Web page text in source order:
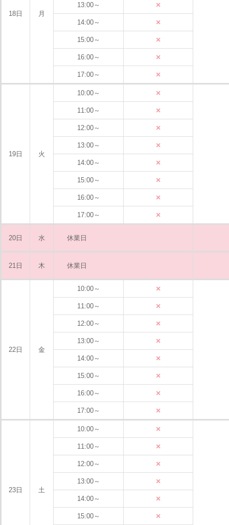
18日 月
13:00～ ×
14:00～ ×
15:00～ ×
16:00～ ×
17:00～ ×
19日 火
10:00～ ×
11:00～ ×
12:00～ ×
13:00～ ×
14:00～ ×
15:00～ ×
16:00～ ×
17:00～ ×
20日 水 休業日
21日 木 休業日
22日 金
10:00～ ×
11:00～ ×
12:00～ ×
13:00～ ×
14:00～ ×
15:00～ ×
16:00～ ×
17:00～ ×
23日 土
10:00～ ×
11:00～ ×
12:00～ ×
13:00～ ×
14:00～ ×
15:00～ ×